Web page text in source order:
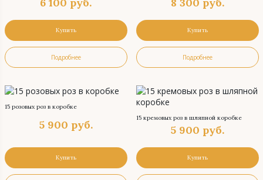
Купить
Подробнее
Купить
Подробнее
15 розовых роз в коробке
5 900 руб.
Купить
15 кремовых роз в шляпной коробке
5 900 руб.
Купить